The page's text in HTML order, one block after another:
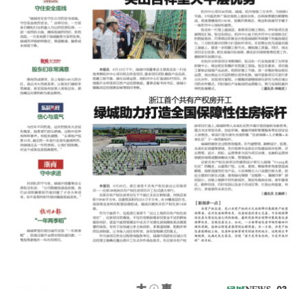
绿城报纸 第298期-pg电子麻
将胡了2试玩